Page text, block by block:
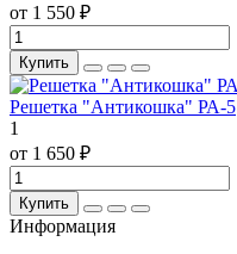
от 1 550 ₽
Купить
Решетка "Антикошка" РА-5
1
от 1 650 ₽
Купить
Информация